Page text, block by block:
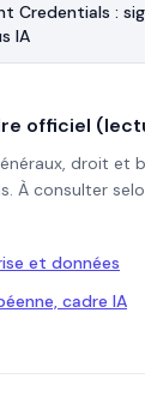
Credentials :
IA
officiel
droit et
À consulter
et données
cadre IA